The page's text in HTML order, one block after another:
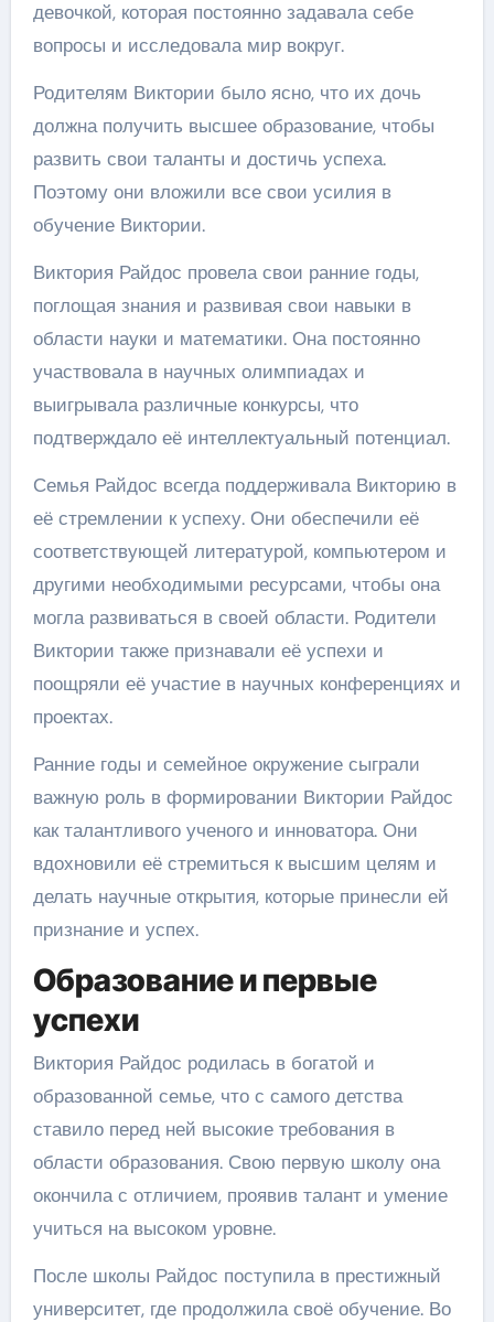
девочкой, которая постоянно задавала себе
вопросы и исследовала мир вокруг.
Родителям Виктории было ясно, что их дочь
должна получить высшее образование, чтобы
развить свои таланты и достичь успеха.
Поэтому они вложили все свои усилия в
обучение Виктории.
Виктория Райдос провела свои ранние годы,
поглощая знания и развивая свои навыки в
области науки и математики. Она постоянно
участвовала в научных олимпиадах и
выигрывала различные конкурсы, что
подтверждало её интеллектуальный потенциал.
Семья Райдос всегда поддерживала Викторию в
её стремлении к успеху. Они обеспечили её
соответствующей литературой, компьютером и
другими необходимыми ресурсами, чтобы она
могла развиваться в своей области. Родители
Виктории также признавали её успехи и
поощряли её участие в научных конференциях и
проектах.
Ранние годы и семейное окружение сыграли
важную роль в формировании Виктории Райдос
как талантливого ученого и инноватора. Они
вдохновили её стремиться к высшим целям и
делать научные открытия, которые принесли ей
признание и успех.
Образование и первые
успехи
Виктория Райдос родилась в богатой и
образованной семье, что с самого детства
ставило перед ней высокие требования в
области образования. Свою первую школу она
окончила с отличием, проявив талант и умение
учиться на высоком уровне.
После школы Райдос поступила в престижный
университет, где продолжила своё обучение. Во